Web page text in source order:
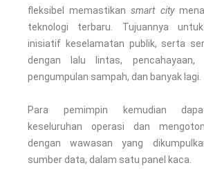
fleksibel memastikansmart city
teknologi terbaru. Tujuannya
inisiatif keselamatan publik, serta
dengan lalu lintas, pencahayaan,
pengumpulan sampah, dan banyak lagi.
Para pemimpin kemudian
keseluruhan operasi dan
dengan wawasan yang
sumber data, dalam satu panel kaca.